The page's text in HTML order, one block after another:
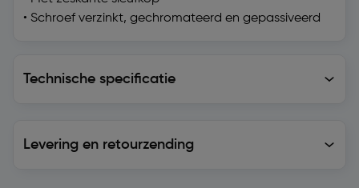
• Schroef verzinkt, gechromateerd en gepassiveerd
Technische specificatie
Levering en retourzending